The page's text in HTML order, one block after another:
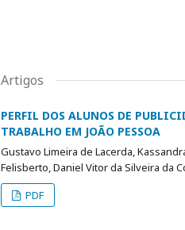
Artigos
PERFIL DOS ALUNOS DE
TRABALHO EM JOÃO PESSOA
Gustavo Limeira de Lacerda,
Felisberto, Daniel Vitor da Silveira da
PDF